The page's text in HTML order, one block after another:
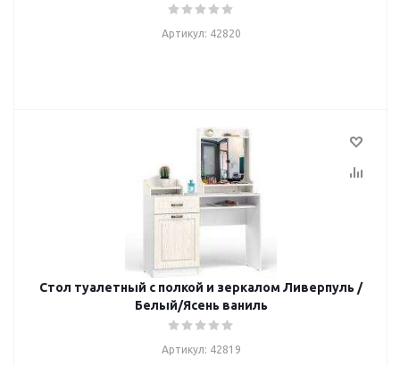
Артикул: 42820
Стол туалетный с полкой и зеркалом Ливерпуль /
Белый/Ясень ваниль
Артикул: 42819